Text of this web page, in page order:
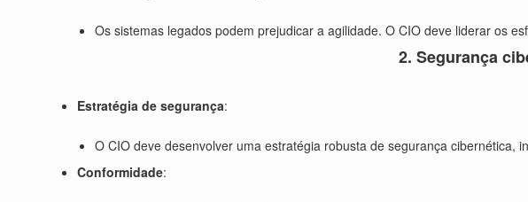
Os sistemas legados podem prejudicar a agilidade. O CIO deve liderar os
2. Segurança
Estratégia de segurança:
O CIO deve desenvolver uma estratégia robusta de segurança
Conformidade: